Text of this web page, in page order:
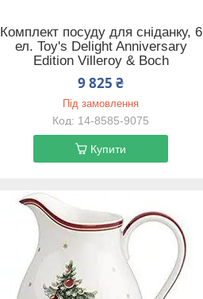
Комплект посуду для сніданку, 6
ел. Toy's Delight Anniversary
Edition Villeroy & Boch
9 825 ₴
Під замовлення
14-8585-9075
Купити